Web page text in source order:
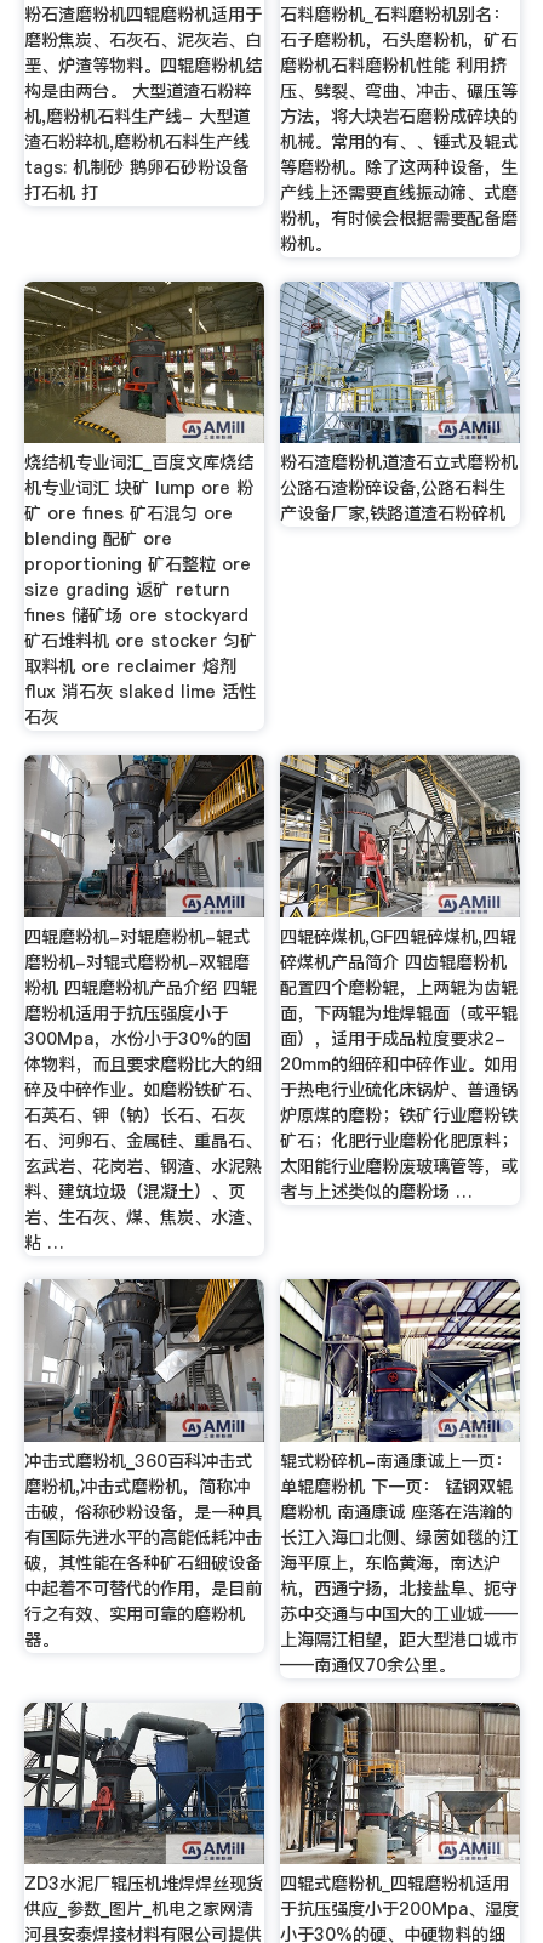
粉石渣磨粉机四辊磨粉机适用于
磨粉焦炭、石灰石、泥灰岩、白
垩、炉渣等物料。四辊磨粉机结
构是由两台。 大型道渣石粉粹
机,磨粉机石料生产线- 大型道
渣石粉粹机,磨粉机石料生产线
tags: 机制砂 鹅卵石砂粉设备
打石机 打
石料磨粉机_石料磨粉机别名：
石子磨粉机，石头磨粉机，矿石
磨粉机石料磨粉机性能 利用挤
压、劈裂、弯曲、冲击、碾压等
方法，将大块岩石磨粉成碎块的
机械。常用的有、、锤式及辊式
等磨粉机。除了这两种设备，生
产线上还需要直线振动筛、式磨
粉机，有时候会根据需要配备磨
粉机。
烧结机专业词汇_百度文库烧结
机专业词汇 块矿 lump ore 粉
矿 ore fines 矿石混匀 ore
blending 配矿 ore
proportioning 矿石整粒 ore
size grading 返矿 return
fines 储矿场 ore stockyard
矿石堆料机 ore stocker 匀矿
取料机 ore reclaimer 熔剂
flux 消石灰 slaked lime 活性
石灰
粉石渣磨粉机道渣石立式磨粉机
公路石渣粉碎设备,公路石料生
产设备厂家,铁路道渣石粉碎机
四辊磨粉机-对辊磨粉机-辊式
磨粉机-对辊式磨粉机-双辊磨
粉机 四辊磨粉机产品介绍 四辊
磨粉机适用于抗压强度小于
300Mpa，水份小于30%的固
体物料，而且要求磨粉比大的细
碎及中碎作业。如磨粉铁矿石、
石英石、钾（钠）长石、石灰
石、河卵石、金属硅、重晶石、
玄武岩、花岗岩、钢渣、水泥熟
料、建筑垃圾（混凝土）、页
岩、生石灰、煤、焦炭、水渣、
粘 …
四辊碎煤机,GF四辊碎煤机,四辊
碎煤机产品简介 四齿辊磨粉机
配置四个磨粉辊，上两辊为齿辊
面，下两辊为堆焊辊面（或平辊
面），适用于成品粒度要求2-
20mm的细碎和中碎作业。如用
于热电行业硫化床锅炉、普通锅
炉原煤的磨粉；铁矿行业磨粉铁
矿石；化肥行业磨粉化肥原料；
太阳能行业磨粉废玻璃管等，或
者与上述类似的磨粉场 …
冲击式磨粉机_360百科冲击式
磨粉机,冲击式磨粉机，简称冲
击破，俗称砂粉设备，是一种具
有国际先进水平的高能低耗冲击
破，其性能在各种矿石细破设备
中起着不可替代的作用，是目前
行之有效、实用可靠的磨粉机
器。
辊式粉碎机-南通康诚上一页：
单辊磨粉机 下一页： 锰钢双辊
磨粉机 南通康诚 座落在浩瀚的
长江入海口北侧、绿茵如毯的江
海平原上，东临黄海，南达沪
杭，西通宁扬，北接盐阜、扼守
苏中交通与中国大的工业城——
上海隔江相望，距大型港口城市
——南通仅70余公里。
ZD3水泥厂辊压机堆焊焊丝现货
供应_参数_图片_机电之家网清
河县安泰焊接材料有限公司提供
四辊式磨粉机_四辊磨粉机适用
于抗压强度小于200Mpa、湿度
小于30%的硬、中硬物料的细